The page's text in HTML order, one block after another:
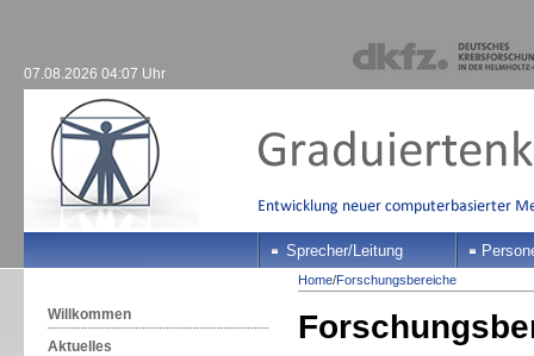
07.08.2026 04:07 Uhr
Sprecher/Leitung
Willkommen
Aktuelles
Home/Forschungsbereiche